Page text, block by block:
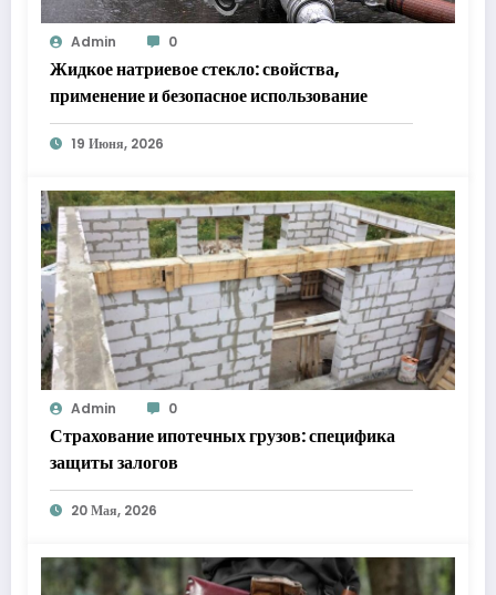
Admin 0
Жидкое натриевое стекло: свойства,
применение и безопасное использование
19 Июня, 2026
Admin 0
Страхование ипотечных грузов: специфика
защиты залогов
20 Мая, 2026